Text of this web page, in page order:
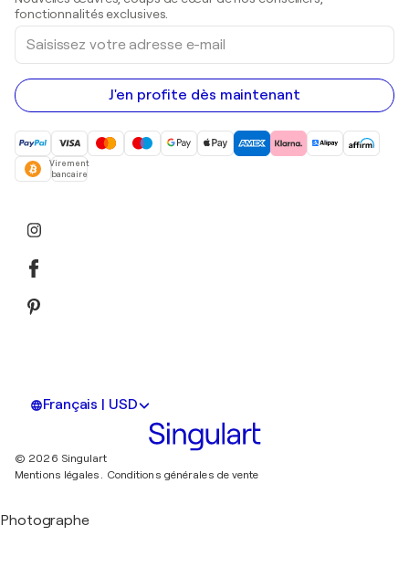
Peintures acryliques
fonctionnalités exclusives.
Saisissez
votre
adresse
e-
mail
J'en profite dès maintenant
Virement
bancaire
Français | USD
© 2026 Singulart
Mentions légales. Conditions générales de vente
Photographe